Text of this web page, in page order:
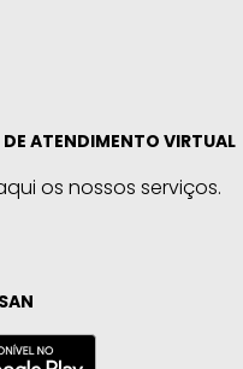
ATENDIMENTO VIRTUAL
os nossos serviços.